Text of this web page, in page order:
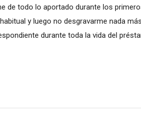
de todo lo aportado durante los
y luego no desgravarme nada
durante toda la vida del